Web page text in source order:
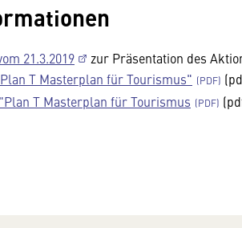
21.3.2019
zur Präsentation des
T Masterplan für Tourismus"
T Masterplan für Tourismus